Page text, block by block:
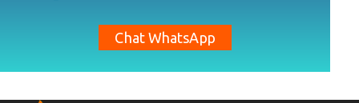
Chat WhatsApp